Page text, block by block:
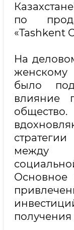
по
«Tashkent
На
женскому
было
влияние
между
Основное
получения